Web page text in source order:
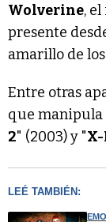
Wolverine,
presente
amarillo de
Entre otras
que manipula
2" (2003) y "
LEÉ TAMBIÉN: